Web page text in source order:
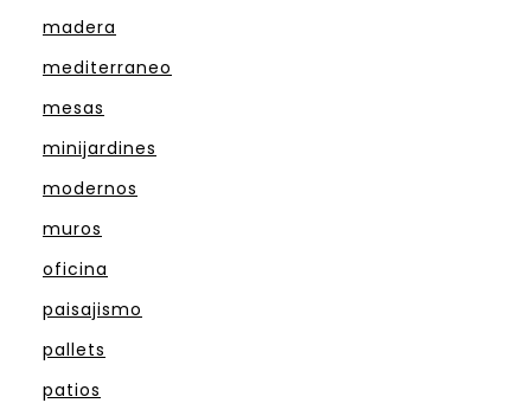
madera
mediterraneo
mesas
minijardines
modernos
muros
oficina
paisajismo
pallets
patios